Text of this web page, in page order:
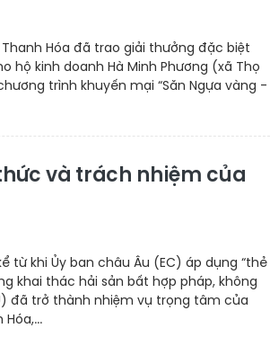
Hóa đã trao giải thưởng đặc biệt
hộ kinh doanh Hà Minh Phương (xã Thọ
trình khuyến mại “Săn Ngựa vàng -
và trách nhiệm của
từ khi Ủy ban châu Âu (EC) áp dụng “thẻ
khai thác hải sản bất hợp pháp, không
đã trở thành nhiệm vụ trọng tâm của